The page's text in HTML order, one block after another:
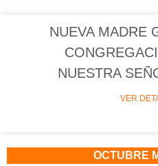
NUEVA MADRE
NUESTRA
VER
OCTUBRE